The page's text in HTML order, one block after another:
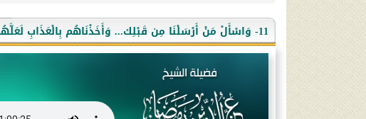
11- وَاسْأَلْ مَنْ أَرْسَلْنَا مِن قَبْلِك... وَأَخَذْنَاهُم بِالْعَذَابِ لَعَلَّهُمْ يَرْجِعُونَ.